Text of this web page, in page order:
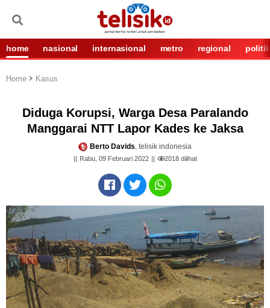
home nasional internasional metro regional politik
Home Kasus
Diduga Korupsi, Warga Desa Paralando
Manggarai NTT Lapor Kades ke Jaksa
Berto Davids, telisik indonesia
Rabu, 09 Februari 2022 2018dilihat